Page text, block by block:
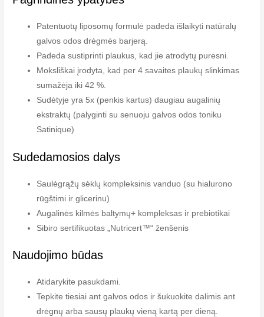
Patentuotų liposomų formulė padeda išlaikyti natūralų
galvos odos drėgmės barjerą.
Padeda sustiprinti plaukus, kad jie atrodytų puresni.
Moksliškai įrodyta, kad per 4 savaites plaukų slinkimas
sumažėja iki 42 %.
Sudėtyje yra 5x (penkis kartus) daugiau augalinių
ekstraktų (palyginti su senuoju galvos odos toniku
Satinique)
Sudedamosios dalys
Saulėgrąžų sėklų kompleksinis vanduo (su hialurono
rūgštimi ir glicerinu)
Augalinės kilmės baltymų+ kompleksas ir prebiotikai
Sibiro sertifikuotas „Nutricert™“ ženšenis
Naudojimo būdas
Atidarykite pasukdami.
Tepkite tiesiai ant galvos odos ir šukuokite dalimis ant
drėgnų arba sausų plaukų vieną kartą per dieną.